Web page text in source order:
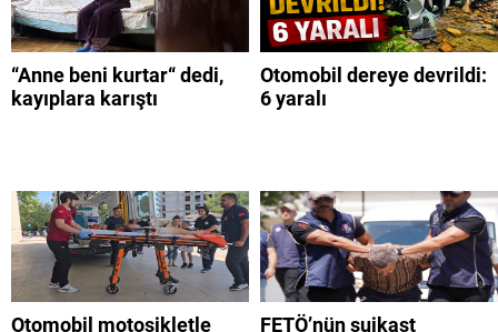
“Anne beni kurtar“ dedi,
kayıplara karıştı
Otomobil dereye devrildi:
6 yaralı
Otomobil motosikletle
FETÖ’nün suikast